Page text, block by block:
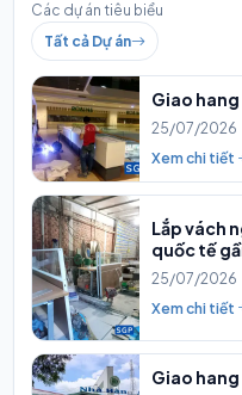
Các dự án tiêu biểu
Tất cả Dự án
Giao
25/07/2026
Xem chi tiết
Lắp vách
quốc tế
25/07/2026
Xem chi tiết
Giao